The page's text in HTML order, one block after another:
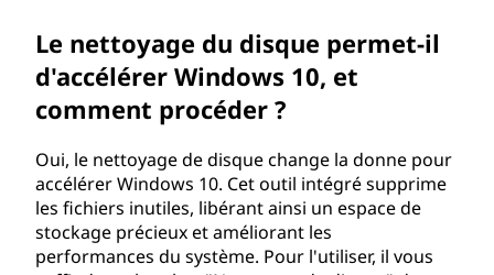
Le nettoyage du disque permet-il
d'accélérer Windows 10, et
comment procéder ?
Oui, le nettoyage de disque change la donne pour
accélérer Windows 10. Cet outil intégré supprime
les fichiers inutiles, libérant ainsi un espace de
stockage précieux et améliorant les
performances du système. Pour l'utiliser, il vous